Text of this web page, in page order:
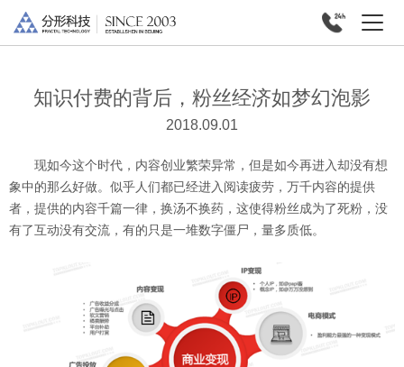
知识付费的背后，粉丝经济如梦幻泡影
2018.09.01
现如今这个时代，内容创业繁荣异常，但是如今再进入却没有想
象中的那么好做。似乎人们都已经进入阅读疲劳，万千内容的提供
者，提供的内容千篇一律，换汤不换药，这使得粉丝成为了死粉，没
有了互动没有交流，有的只是一堆数字僵尸，量多质低。